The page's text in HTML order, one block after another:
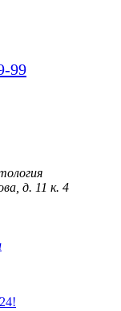
99
д. 11 к. 4